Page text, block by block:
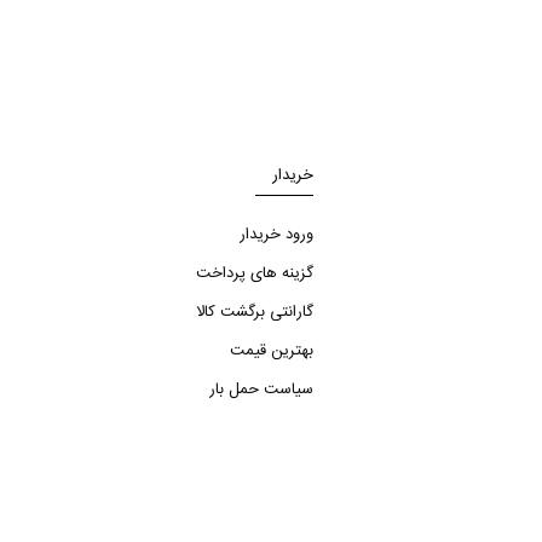
خریدار
ورود خریدار
گزینه های پرداخت
گارانتی برگشت کالا
بهترین قیمت
سیاست حمل بار